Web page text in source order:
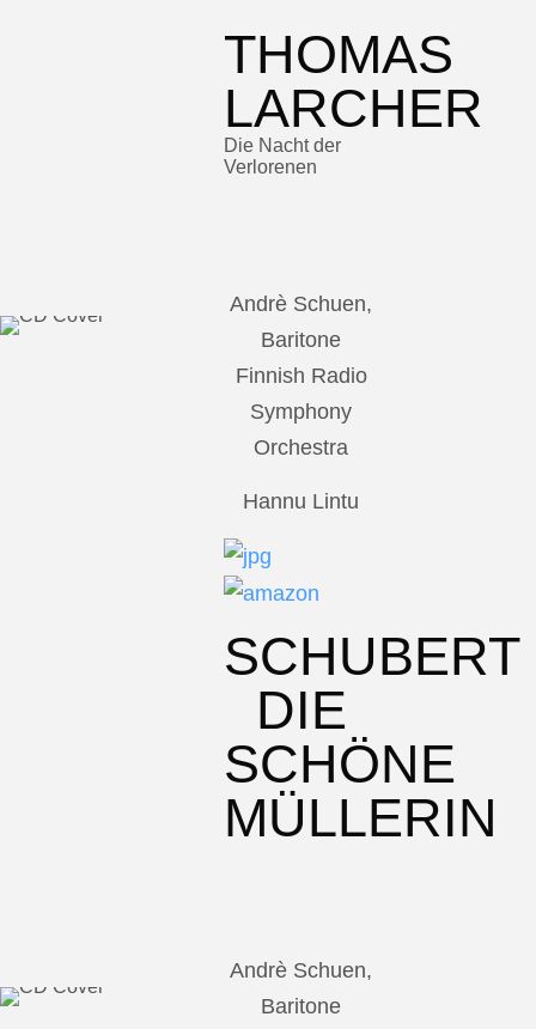
THOMAS
LARCHER
Die Nacht der
Verlorenen
Andrè Schuen,
Baritone
Finnish Radio
Symphony
Orchestra
Hannu Lintu
SCHUBERT
DIE
SCHÖNE
MÜLLERIN
Andrè Schuen,
Baritone